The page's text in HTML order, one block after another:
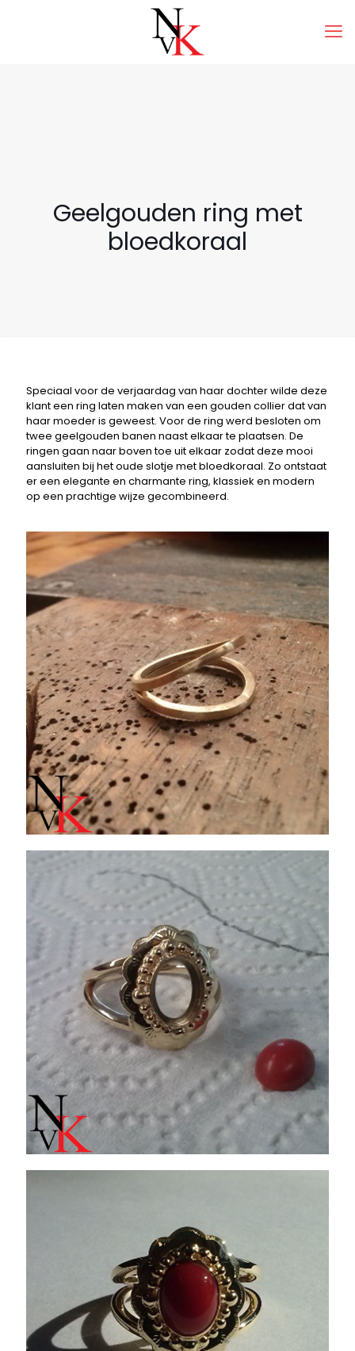
Geelgouden ring met
bloedkoraal
Speciaal voor de verjaardag van haar dochter wilde deze
klant een ring laten maken van een gouden collier dat van
haar moeder is geweest. Voor de ring werd besloten om
twee geelgouden banen naast elkaar te plaatsen. De
ringen gaan naar boven toe uit elkaar zodat deze mooi
aansluiten bij het oude slotje met bloedkoraal. Zo ontstaat
er een elegante en charmante ring, klassiek en modern
op een prachtige wijze gecombineerd.